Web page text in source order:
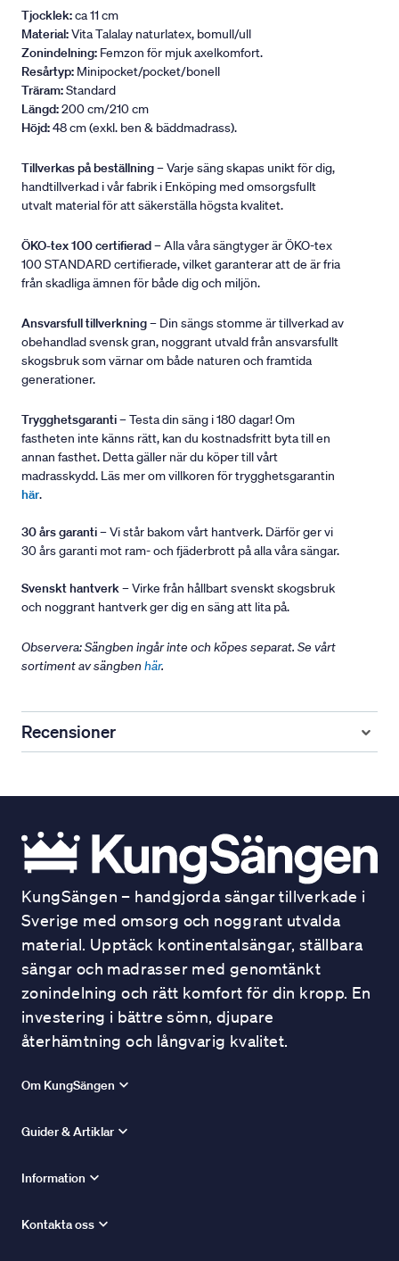
Tjocklek:ca 11 cm
Material:Vita Talalay naturlatex, bomull/ull
Zonindelning: Femzon för mjuk axelkomfort.
Resårtyp: Minipocket/pocket/bonell
Träram:Standard
Längd:200 cm/210 cm
Höjd:48 cm (exkl. ben & bäddmadrass).
Tillverkas på beställning– Varje säng skapas unikt för dig,
handtillverkad i vår fabrik i Enköping med omsorgsfullt
utvalt material för att säkerställa högsta kvalitet.
ÖKO-tex 100 certifierad– Alla våra sängtyger är ÖKO-tex
100 STANDARD certifierade, vilket garanterar att de är fria
från skadliga ämnen för både dig och miljön.
Ansvarsfull tillverkning– Din sängs stomme är tillverkad av
obehandlad svensk gran, noggrant utvald från ansvarsfullt
skogsbruk som värnar om både naturen och framtida
generationer.
Trygghetsgaranti– Testa din säng i 180 dagar! Om
fastheten inte känns rätt, kan du kostnadsfritt byta till en
annan fasthet. Detta gäller när du köper till vårt
madrasskydd. Läs mer om villkoren för trygghetsgarantin
här.
30 års garanti– Vi står bakom vårt hantverk. Därför ger vi
30 års garanti mot ram- och fjäderbrott på alla våra sängar.
Svenskt hantverk– Virke från hållbart svenskt skogsbruk
och noggrant hantverk ger dig en säng att lita på.
Observera: Sängben ingår inte och köpes separat. Se vårt
sortiment av sängben här.
Recensioner
KungSängen – handgjorda sängar tillverkade i
Sverige med omsorg och noggrant utvalda
material. Upptäck kontinentalsängar, ställbara
sängar och madrasser med genomtänkt
zonindelning och rätt komfort för din kropp. En
investering i bättre sömn, djupare
återhämtning och långvarig kvalitet.
Om KungSängen
Guider & Artiklar
Information
Kontakta oss